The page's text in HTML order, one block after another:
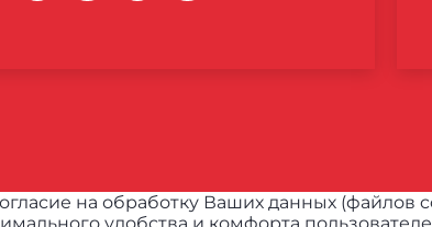
на обработку Ваших данных (файлов
удобства и комфорта